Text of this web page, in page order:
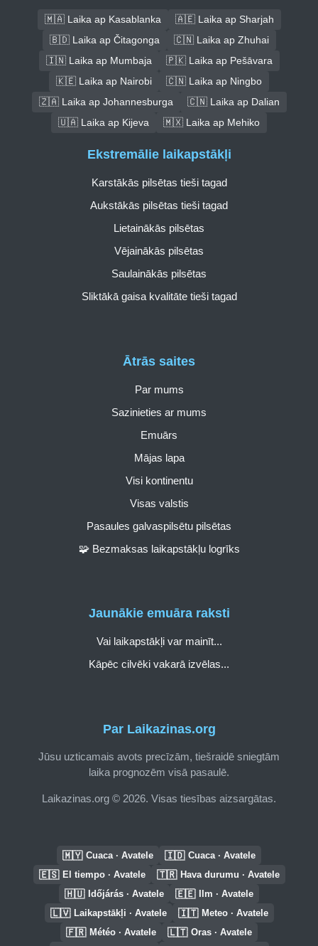
🇲🇦 Laika ap Kasablanka
🇦🇪 Laika ap Sharjah
🇧🇩 Laika ap Čitagonga
🇨🇳 Laika ap Zhuhai
🇮🇳 Laika ap Mumbaja
🇵🇰 Laika ap Pešāvara
🇰🇪 Laika ap Nairobi
🇨🇳 Laika ap Ningbo
🇿🇦 Laika ap Johannesburga
🇨🇳 Laika ap Dalian
🇺🇦 Laika ap Kijeva
🇲🇽 Laika ap Mehiko
Par Laikazinas.org
Jūsu uzticamais avots precīzām, tiešraidē sniegtām
laika prognozēm visā pasaulē.
Laikazinas.org © 2026. Visas tiesības aizsargātas.
Ātrās saites
Par mums
Sazinieties ar mums
Emuārs
Mājas lapa
Visi kontinentu
Visas valstis
Pasaules galvaspilsētu pilsētas
🧩 Bezmaksas laikapstākļu logrīks
Ekstremālie laikapstākļi
Karstākās pilsētas tieši tagad
Aukstākās pilsētas tieši tagad
Lietainākās pilsētas
Vējainākās pilsētas
Saulainākās pilsētas
Sliktākā gaisa kvalitāte tieši tagad
Jaunākie emuāra raksti
Vai laikapstākļi var mainīt...
Kāpēc cilvēki vakarā izvēlas...
🇲🇾 Cuaca · Avatele 🇮🇩 Cuaca · Avatele
🇪🇸 El tiempo · Avatele 🇹🇷 Hava durumu · Avatele
🇭🇺 Időjárás · Avatele 🇪🇪 Ilm · Avatele
🇱🇻 Laikapstākļi · Avatele 🇮🇹 Meteo · Avatele
🇫🇷 Météo · Avatele 🇱🇹 Oras · Avatele